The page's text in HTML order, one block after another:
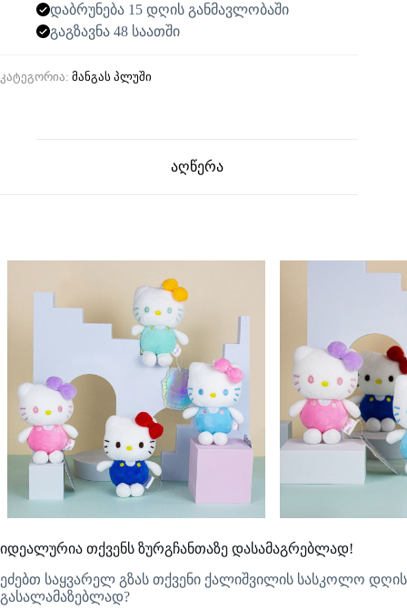
დაბრუნება 15 დღის განმავლობაში
გაგზავნა 48 საათში
კატეგორია: მანგას პლუში
აღწერა
იდეალურია თქვენს ზურგჩანთაზე დასამაგრებლად!
ეძებთ საყვარელ გზას თქვენი ქალიშვილის სასკოლო დღის
გასალამაზებლად?